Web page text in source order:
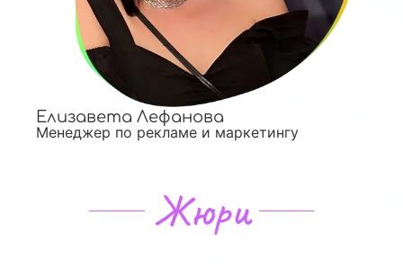
Елизавета Лефанова
Менеджер по рекламе и маркетингу
Жюри